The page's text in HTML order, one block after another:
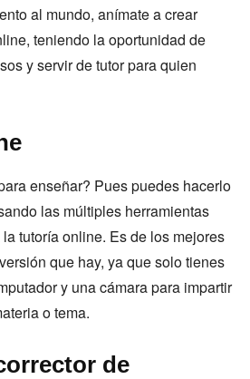
al mundo, anímate a crear
teniendo la oportunidad de
y servir de tutor para quien
enseñar? Pues puedes hacerlo
las múltiples herramientas
tutoría online. Es de los mejores
que hay, ya que solo tienes
y una cámara para impartir
o tema.
de